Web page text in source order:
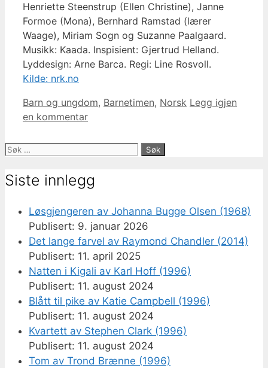
Henriette Steenstrup (Ellen Christine), Janne
Formoe (Mona), Bernhard Ramstad (lærer
Waage), Miriam Sogn og Suzanne Paalgaard.
Musikk: Kaada. Inspisient: Gjertrud Helland.
Lyddesign: Arne Barca. Regi: Line Rosvoll.
Kilde: nrk.no
Kategorier
Barn og ungdom, Barnetimen, Norsk Legg igjen
en kommentar
Søk
Siste innlegg
Løsgjengeren av Johanna Bugge Olsen (1968)
9. januar 2026
Det lange farvel av Raymond Chandler (2014)
11. april 2025
Natten i Kigali av Karl Hoff (1996)
11. august 2024
Blått til pike av Katie Campbell (1996)
11. august 2024
Kvartett av Stephen Clark (1996)
11. august 2024
Tom av Trond Brænne (1996)